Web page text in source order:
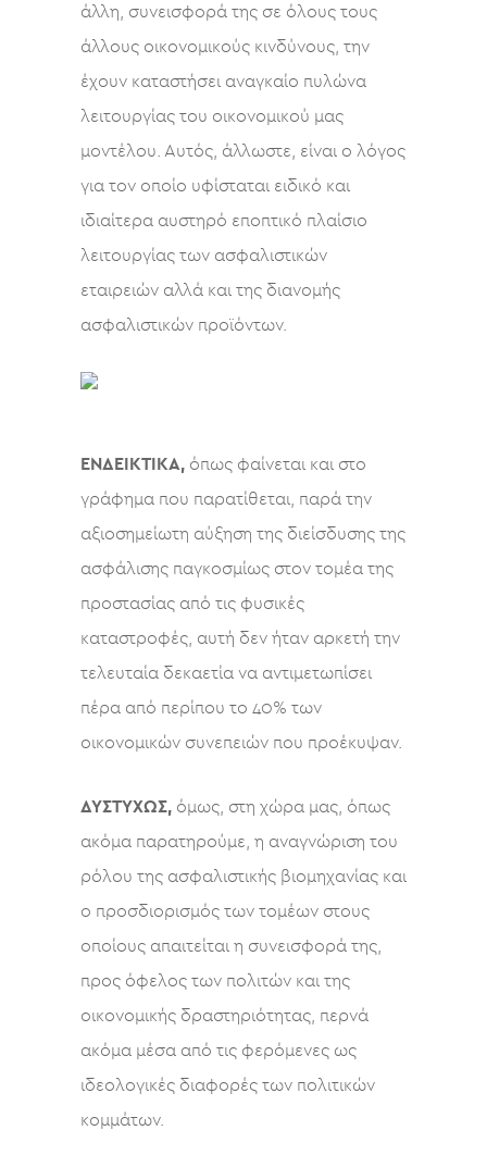
άλλη, συνεισφορά της σε όλους τους
άλλους οικονομικούς κινδύνους, την
έχουν καταστήσει αναγκαίο πυλώνα
λειτουργίας του οικονομικού μας
μοντέλου. Αυτός, άλλωστε, είναι ο λόγος
για τον οποίο υφίσταται ειδικό και
ιδιαίτερα αυστηρό εποπτικό πλαίσιο
λειτουργίας των ασφαλιστικών
εταιρειών αλλά και της διανομής
ασφαλιστικών προϊόντων.
ΕΝΔΕΙΚΤΙΚΑ, όπως φαίνεται και στο
γράφημα που παρατίθεται, παρά την
αξιοσημείωτη αύξηση της διείσδυσης της
ασφάλισης παγκοσμίως στον τομέα της
προστασίας από τις φυσικές
καταστροφές, αυτή δεν ήταν αρκετή την
τελευταία δεκαετία να αντιμετωπίσει
πέρα από περίπου το 40% των
οικονομικών συνεπειών που προέκυψαν.
ΔΥΣΤΥΧΩΣ, όμως, στη χώρα μας, όπως
ακόμα παρατηρούμε, η αναγνώριση του
ρόλου της ασφαλιστικής βιομηχανίας και
ο προσδιορισμός των τομέων στους
οποίους απαιτείται η συνεισφορά της,
προς όφελος των πολιτών και της
οικονομικής δραστηριότητας, περνά
ακόμα μέσα από τις φερόμενες ως
ιδεολογικές διαφορές των πολιτικών
κομμάτων.